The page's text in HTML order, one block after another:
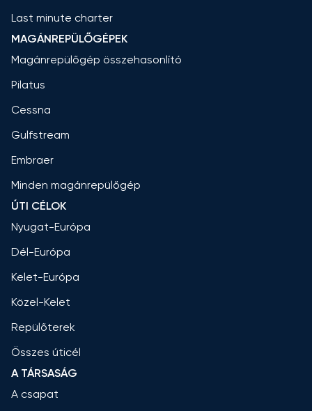
Last minute charter
MAGÁNREPÜLŐGÉPEK
Magánrepülőgép összehasonlító
Pilatus
Cessna
Gulfstream
Embraer
Minden magánrepülőgép
ÚTI CÉLOK
Nyugat-Európa
Dél-Európa
Kelet-Európa
Közel-Kelet
Repülőterek
Összes úticél
A TÁRSASÁG
A csapat